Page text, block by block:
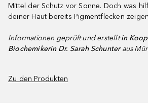
Mittel der Schutz vor Sonne. Doch was
deiner Haut bereits Pigmentflecken
Informationen geprüft und erstelltin
Biochemikerin Dr. Sarah Schunteraus
Zu den Produkten